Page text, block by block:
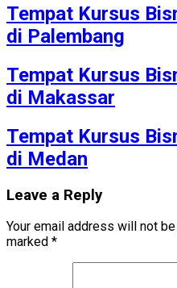
Tempat Kursus
di Palembang
Tempat Kursus
di Makassar
Tempat Kursus
di Medan
Leave a Reply
Your email address will not
marked *